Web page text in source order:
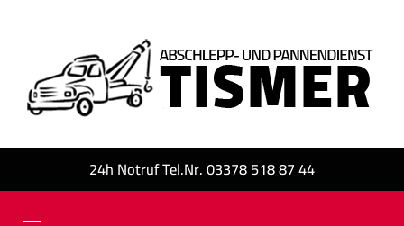
24h Notruf Tel.Nr. 03378 518 87 44